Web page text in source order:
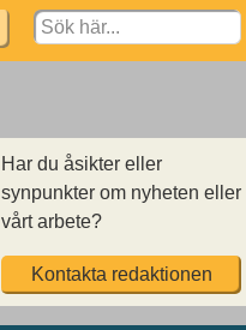
Search
for:
Har du åsikter eller
synpunkter om nyheten eller
vårt arbete?
Kontakta redaktionen